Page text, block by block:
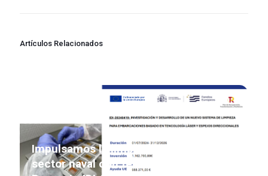
Artículos Relacionados
Impulsamos la limpieza industrial del
sector naval con tecnología láser